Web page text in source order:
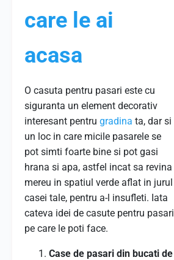
care le ai
acasa
O casuta pentru pasari este cu
siguranta un element decorativ
interesant pentru gradina ta, dar si
un loc in care micile pasarele se
pot simti foarte bine si pot gasi
hrana si apa, astfel incat sa revina
mereu in spatiul verde aflat in jurul
casei tale, pentru a-l insufleti. Iata
cateva idei de casute pentru pasari
pe care le poti face.
Case de pasari din bucati de